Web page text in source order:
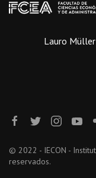
Lauro
© 2022 - IECON -
reservados.